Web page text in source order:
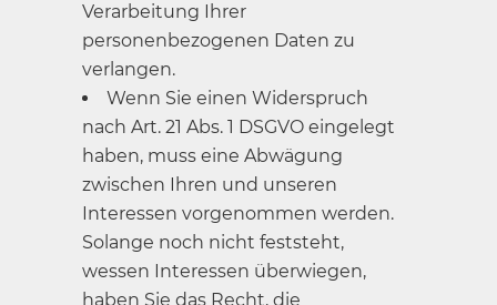
Verarbeitung Ihrer
personenbezogenen Daten zu
verlangen.
Wenn Sie einen Widerspruch
nach Art. 21 Abs. 1 DSGVO eingelegt
haben, muss eine Abwägung
zwischen Ihren und unseren
Interessen vorgenommen werden.
Solange noch nicht feststeht,
wessen Interessen überwiegen,
haben Sie das Recht, die